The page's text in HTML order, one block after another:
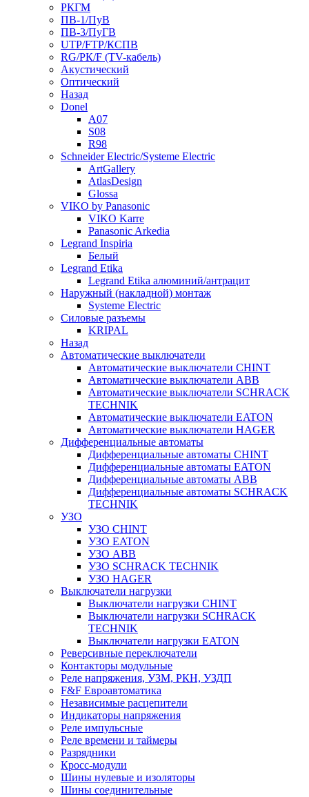
РКГМ
ПВ-1/ПуВ
ПВ-3/ПуГВ
UTP/FTP/КСПВ
RG/РК/F (TV-кабель)
Акустический
Оптический
Назад
Donel
A07
S08
R98
Schneider Electric/Systeme Electric
ArtGallery
AtlasDesign
Glossa
VIKO by Panasonic
VIKO Karre
Panasonic Arkedia
Legrand Inspiria
Белый
Legrand Etika
Legrand Etika алюминий/антрацит
Наружный (накладной) монтаж
Systeme Electric
Силовые разъемы
KRIPAL
Назад
Автоматические выключатели
Автоматические выключатели CHINT
Автоматические выключатели ABB
Автоматические выключатели SCHRACK
TECHNIK
Автоматические выключатели EATON
Автоматические выключатели HAGER
Дифференциальные автоматы
Дифференциальные автоматы CHINT
Дифференциальные автоматы EATON
Дифференциальные автоматы ABB
Дифференциальные автоматы SCHRACK
TECHNIK
УЗО
УЗО CHINT
УЗО EATON
УЗО ABB
УЗО SCHRACK TECHNIK
УЗО HAGER
Выключатели нагрузки
Выключатели нагрузки CHINT
Выключатели нагрузки SCHRACK
TECHNIK
Выключатели нагрузки EATON
Реверсивные переключатели
Контакторы модульные
Реле напряжения, УЗМ, РКН, УЗДП
F&F Евроавтоматика
Независимые расцепители
Индикаторы напряжения
Реле импульсные
Реле времени и таймеры
Разрядники
Кросс-модули
Шины нулевые и изоляторы
Шины соединительные